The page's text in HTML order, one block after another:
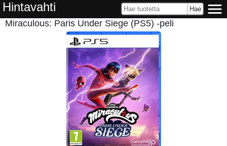
Hintavahti
Miraculous: Paris Under Siege (PS5) -peli